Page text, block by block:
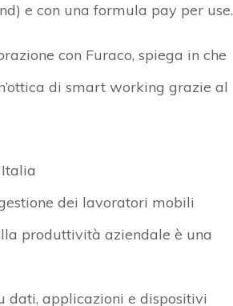
e con una formula pay per use.
con Furaco, spiega in che
di smart working grazie al
dei lavoratori mobili
produttività aziendale è una
dati, applicazioni e dispositivi